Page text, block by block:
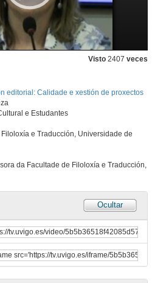
Visto 2407 veces
editorial: Calidade e xestión de proxectos
e Estudantes
e Traducción, Universidade de
da Facultade de Filoloxía e Traducción,
Ocultar
17 de set. de 2007
Panorámica da traducción sectorial
17 de set. de 2007